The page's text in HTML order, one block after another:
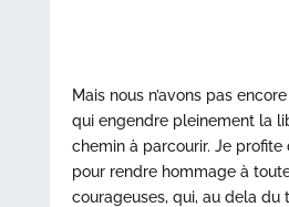
Mais nous n’avons pas
qui engendre pleinement la
chemin à parcourir. Je profite
pour rendre hommage à
courageuses, qui, au dela du